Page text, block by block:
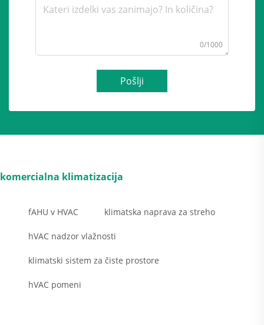
0/1000
Pošlji
komercialna klimatizacija
fAHU v HVAC klimatska naprava za streho
hVAC nadzor vlažnosti
klimatski sistem za čiste prostore
hVAC pomeni